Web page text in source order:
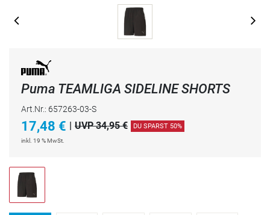
Puma TEAMLIGA SIDELINE SHORTS
Art.Nr.: 657263-03-S
17,48 € UVP 34,95 € DU SPARST 50%
inkl. 19 % MwSt.